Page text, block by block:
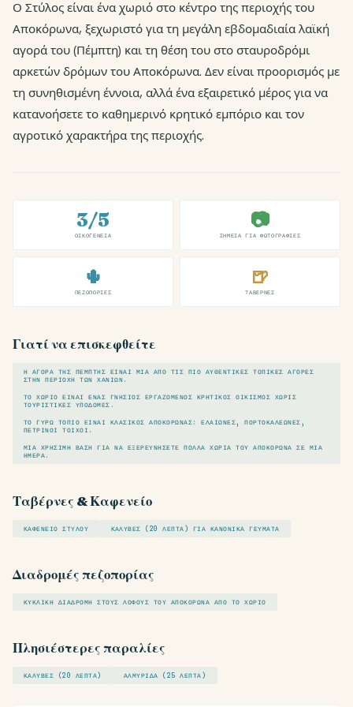
Ο Στύλος είναι ένα χωριό στο κέντρο της περιοχής του
Αποκόρωνα, ξεχωριστό για τη μεγάλη εβδομαδιαία λαϊκή
αγορά του (Πέμπτη) και τη θέση του στο σταυροδρόμι
αρκετών δρόμων του Αποκόρωνα. Δεν είναι προορισμός με
τη συνηθισμένη έννοια, αλλά ένα εξαιρετικό μέρος για να
κατανοήσετε το καθημερινό κρητικό εμπόριο και τον
αγροτικό χαρακτήρα της περιοχής.
3/5
ΟΙΚΟΓΈΝΕΙΑ
📷
ΣΗΜΕΊΑ ΓΙΑ ΦΩΤΟΓΡΑΦΊΕΣ
🌵
ΠΕΖΟΠΟΡΊΕΣ
🍺
ΤΑΒΈΡΝΕΣ
Γιατί να επισκεφθείτε
Η ΑΓΟΡΆ ΤΗΣ ΠΈΜΠΤΗΣ ΕΊΝΑΙ ΜΊΑ ΑΠΌ ΤΙΣ ΠΙΟ ΑΥΘΕΝΤΙΚΈΣ ΤΟΠΙΚΈΣ ΑΓΟΡΈΣ
ΣΤΗΝ ΠΕΡΙΟΧΉ ΤΩΝ ΧΑΝΊΩΝ.
ΤΟ ΧΩΡΙΌ ΕΊΝΑΙ ΈΝΑΣ ΓΝΉΣΙΟΣ ΕΡΓΑΖΌΜΕΝΟΣ ΚΡΗΤΙΚΌΣ ΟΙΚΙΣΜΌΣ ΧΩΡΊΣ
ΤΟΥΡΙΣΤΙΚΈΣ ΥΠΟΔΟΜΈΣ.
ΤΟ ΓΎΡΩ ΤΟΠΊΟ ΕΊΝΑΙ ΚΛΑΣΙΚΌΣ ΑΠΟΚΌΡΩΝΑΣ: ΕΛΑΙΏΝΕΣ, ΠΟΡΤΟΚΑΛΕΏΝΕΣ,
ΠΈΤΡΙΝΟΙ ΤΟΊΧΟΙ.
ΜΙΑ ΧΡΉΣΙΜΗ ΒΆΣΗ ΓΙΑ ΝΑ ΕΞΕΡΕΥΝΉΣΕΤΕ ΠΟΛΛΆ ΧΩΡΙΆ ΤΟΥ ΑΠΟΚΌΡΩΝΑ ΣΕ ΜΊΑ
ΗΜΈΡΑ.
Ταβέρνες & Καφενείο
ΚΑΦΕΝΕΊΟ ΣΤΎΛΟΥ ΚΑΛΎΒΕΣ (20 ΛΕΠΤΆ) ΓΙΑ ΚΑΝΟΝΙΚΆ ΓΕΎΜΑΤΑ
Διαδρομές πεζοπορίας
ΚΥΚΛΙΚΉ ΔΙΑΔΡΟΜΉ ΣΤΟΥΣ ΛΌΦΟΥΣ ΤΟΥ ΑΠΟΚΌΡΩΝΑ ΑΠΌ ΤΟ ΧΩΡΙΌ
Πλησιέστερες παραλίες
ΚΑΛΎΒΕΣ (20 ΛΕΠΤΆ) ΑΛΜΥΡΊΔΑ (25 ΛΕΠΤΆ)